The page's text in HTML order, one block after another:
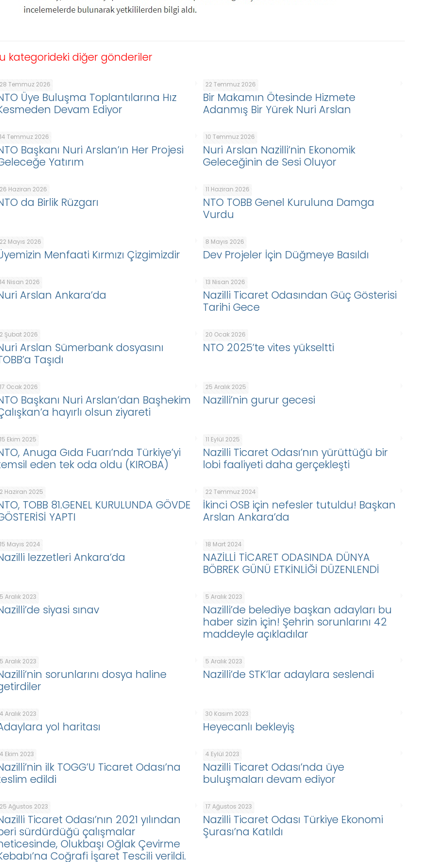
kategorideki diğer gönderiler
28 Temmuz 2026
Üye Buluşma Toplantılarına Hız
Devam Ediyor
22 Temmuz 2026
Bir Makamın Ötesinde Hizmete
Adanmış Bir Yürek Nuri Arslan
14 Temmuz 2026
Başkanı Nuri Arslan’ın Her Projesi
Yatırım
10 Temmuz 2026
Nuri Arslan Nazilli’nin Ekonomik
Geleceğinin de Sesi Oluyor
26 Haziran 2026
da Birlik Rüzgarı
11 Haziran 2026
NTO TOBB Genel Kuruluna Damga
Vurdu
22 Mayıs 2026
Menfaati Kırmızı Çizgimizdir
8 Mayıs 2026
Dev Projeler İçin Düğmeye Basıldı
14 Nisan 2026
Arslan Ankara’da
13 Nisan 2026
Nazilli Ticaret Odasından Güç Gösterisi
Tarihi Gece
2 Şubat 2026
Arslan Sümerbank dosyasını
Taşıdı
20 Ocak 2026
NTO 2025’te vites yükseltti
17 Ocak 2026
Başkanı Nuri Arslan’dan Başhekim
hayırlı olsun ziyareti
25 Aralık 2025
Nazilli’nin gurur gecesi
15 Ekim 2025
Anuga Gıda Fuarı’nda Türkiye’yi
eden tek oda oldu (KIROBA)
11 Eylül 2025
Nazilli Ticaret Odası’nın yürüttüğü bir
lobi faaliyeti daha gerçekleşti
2 Haziran 2025
TOBB 81.GENEL KURULUNDA GÖVDE
YAPTI
22 Temmuz 2024
İkinci OSB için nefesler tutuldu! Başkan
Arslan Ankara’da
15 Mayıs 2024
lezzetleri Ankara’da
18 Mart 2024
NAZİLLİ TİCARET ODASINDA DÜNYA
BÖBREK GÜNÜ ETKİNLİĞİ DÜZENLENDİ
5 Aralık 2023
siyasi sınav
5 Aralık 2023
Nazilli’de belediye başkan adayları bu
haber sizin için! Şehrin sorunlarını 42
maddeyle açıkladılar
5 Aralık 2023
sorunlarını dosya haline
5 Aralık 2023
Nazilli’de STK’lar adaylara seslendi
4 Aralık 2023
yol haritası
30 Kasım 2023
Heyecanlı bekleyiş
4 Ekim 2023
ilk TOGG’U Ticaret Odası’na
edildi
4 Eylül 2023
Nazilli Ticaret Odası’nda üye
buluşmaları devam ediyor
25 Ağustos 2023
Ticaret Odası’nın 2021 yılından
sürdürdüğü çalışmalar
Olukbaşı Oğlak Çevirme
Coğrafi İşaret Tescili verildi.
17 Ağustos 2023
Nazilli Ticaret Odası Türkiye Ekonomi
Şurası’na Katıldı